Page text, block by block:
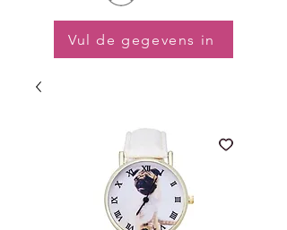
Vul de gegevens in